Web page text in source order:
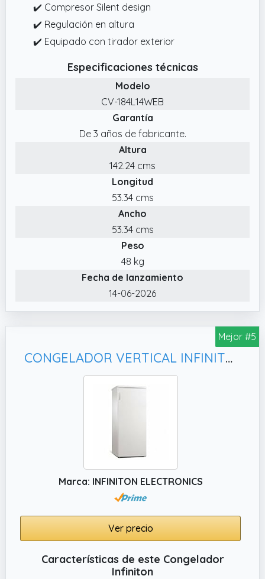
✔️ Compresor Silent design
✔️ Regulación en altura
✔️ Equipado con tirador exterior
Especificaciones técnicas
Modelo
CV-184L14WEB
Garantía
De 3 años de fabricante.
Altura
142.24 cms
Longitud
53.34 cms
Ancho
53.34 cms
Peso
48 kg
Fecha de lanzamiento
14-06-2026
Mejor #5
CONGELADOR VERTICAL INFINITON CV-125B BLANCO (140 L, 5 Cajones)
Marca: INFINITON ELECTRONICS
Ver precio
Características de este Congelador
Infiniton